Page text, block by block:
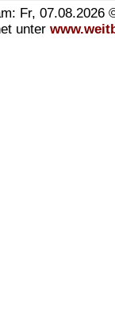
Fr, 07.08.2026
unter